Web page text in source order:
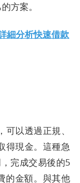
方案。
細分析快速借款
以透過正規、
得現金。這種急
完成交易後的5
的金額。與其他